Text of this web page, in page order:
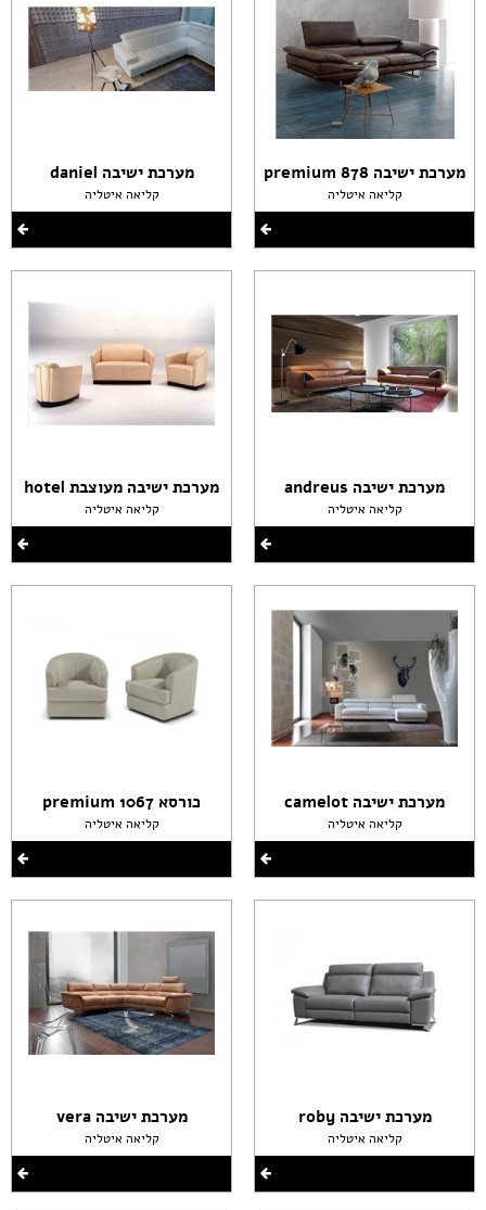
מערכת ישיבה premium 878
קליאה איטליה
מערכת ישיבה andreus
קליאה איטליה
מערכת ישיבה camelot
קליאה איטליה
מערכת ישיבה roby
קליאה איטליה
מערכת ישיבה daniel
קליאה איטליה
מערכת ישיבה מעוצבת hotel
קליאה איטליה
כורסא premium 1067
קליאה איטליה
מערכת ישיבה vera
קליאה איטליה